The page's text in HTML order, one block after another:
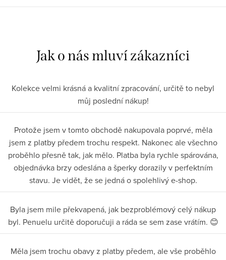
Kolekce velmi krásná a kvalitní zpracování, určitě to nebyl
můj poslední nákup!
Protože jsem v tomto obchodě nakupovala poprvé, měla
jsem z platby předem trochu respekt. Nakonec ale všechno
proběhlo přesně tak, jak mělo. Platba byla rychle spárována,
objednávka brzy odeslána a šperky dorazily v perfektním
stavu. Je vidět, že se jedná o spolehlivý e-shop.
Byla jsem mile překvapená, jak bezproblémový celý nákup
byl. Penuelu určitě doporučuji a ráda se sem zase vrátím. 😊
Měla jsem trochu obavy z platby předem, ale vše proběhlo